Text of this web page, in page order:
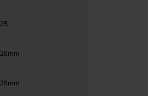
25
28mm
28mm